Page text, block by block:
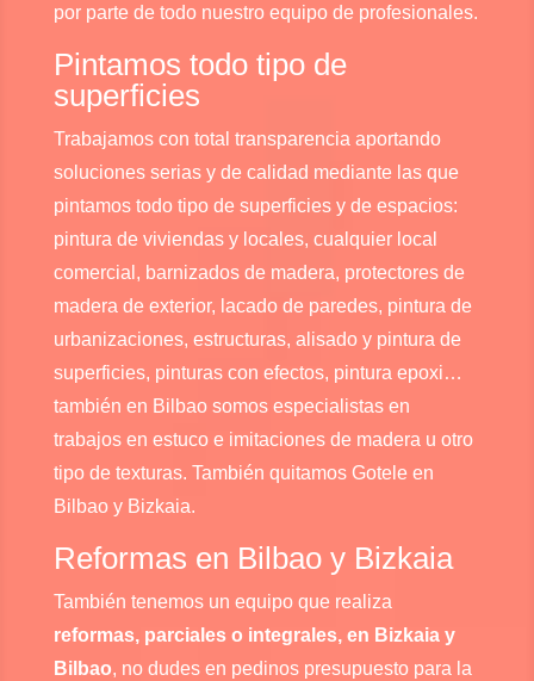
por parte de todo nuestro equipo de profesionales.
Pintamos todo tipo de
superficies
Trabajamos con total transparencia aportando
soluciones serias y de calidad mediante las que
pintamos todo tipo de superficies y de espacios:
pintura de viviendas y locales, cualquier local
comercial, barnizados de madera, protectores de
madera de exterior, lacado de paredes, pintura de
urbanizaciones, estructuras, alisado y pintura de
superficies, pinturas con efectos, pintura epoxi…
también en Bilbao somos especialistas en
trabajos en estuco e imitaciones de madera u otro
tipo de texturas. También quitamos Gotele en
Bilbao y Bizkaia.
Reformas en Bilbao y Bizkaia
También tenemos un equipo que realiza
reformas, parciales o integrales, en Bizkaia y
Bilbao, no dudes en pedinos presupuesto para la